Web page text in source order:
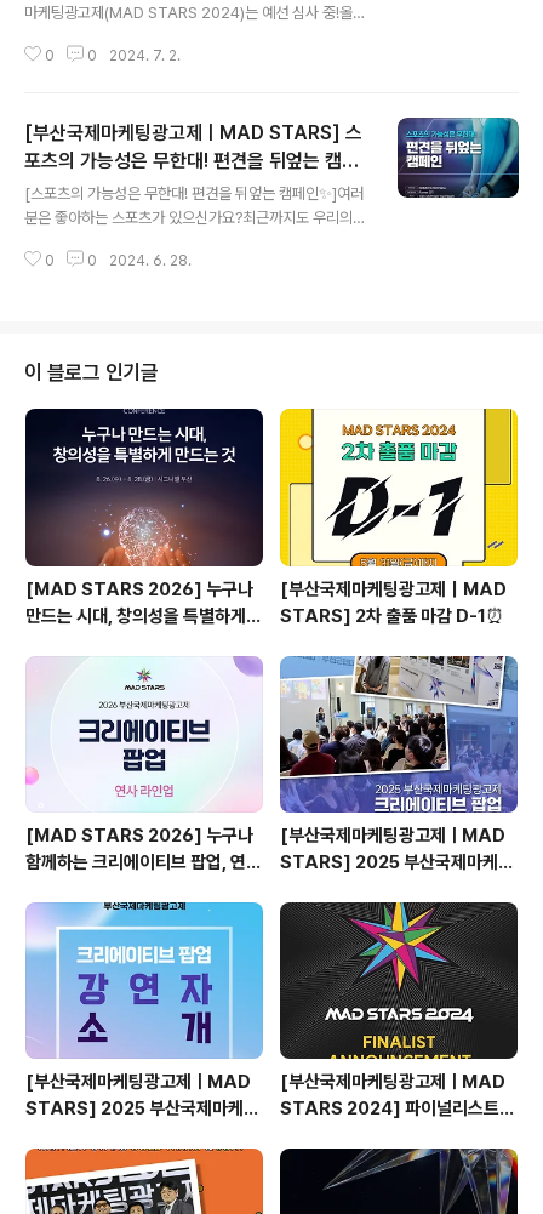
마케팅광고제(MAD STARS 2024)는 예선 심사 중!올해
으로 활약할 예정인데요. 오는 7월 19일(금), 본선 진출작
ow under preliminary judging!This year's prelim
inary and final rounds will be judged by 349 exp
erts from 69 countries. The finalists will be ann
ounced on 19 July (KST), so stay tuned!
0 0 2024. 7. 2.
[부산국제마케팅광고제ㅣMAD STARS] 스
포츠의 가능성은 무한대! 편견을 뒤엎는 캠페
인✨
[스포츠의 가능성은 무한대! 편견을 뒤엎는 캠페인✨]여러
분은 좋아하는 스포츠가 있으신가요?최근까지도 우리의
요. 그중, 여러분이 가장 좋아하는 스포츠의 경기 장면을 떠
존재하는지도 모르겠습니다. 오늘은 이런 스포츠의 ‘획일
화된 모습’을 거부하는 광고 다섯 작품을 소개합니다.네가
동경하는 Les Bleus의 경기, 사실은 누구게?https://yo
utu.be/QVNZRHIZVL8?si=w-Z3SeplBC_l12eW캠
페인 영상 국가: 프랑스┃브랜드: Orange┃광고회사:
0 0 2024. 6. 28.
이 블로그 인기글
[MAD STARS 2026] 누구나
만드는 시대, 창의성을 특별하게
[부산국제마케팅광고제｜MAD
STARS] 2차 출품 마감 D-1⏰
[MAD STARS 2026] 누구나
함께하는 크리에이티브 팝업, 연사
[부산국제마케팅광고제ㅣMAD
STARS] 2025 부산국제마케팅
기
[부산국제마케팅광고제ㅣMAD
STARS] 2025 부산국제마케팅
소개
[부산국제마케팅광고제ㅣMAD
STARS 2024] 파이널리스트